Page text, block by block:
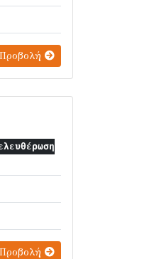
Προβολή
Προβολή